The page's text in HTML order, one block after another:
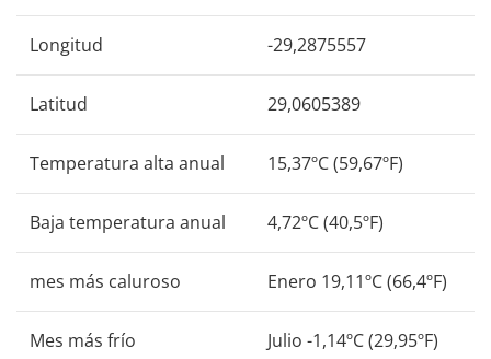
Longitud -29,2875557
Latitud 29,0605389
Temperatura alta anual 15,37ºC (59,67ºF)
Baja temperatura anual 4,72ºC (40,5ºF)
mes más caluroso Enero 19,11ºC (66,4ºF)
Mes más frío Julio -1,14ºC (29,95ºF)